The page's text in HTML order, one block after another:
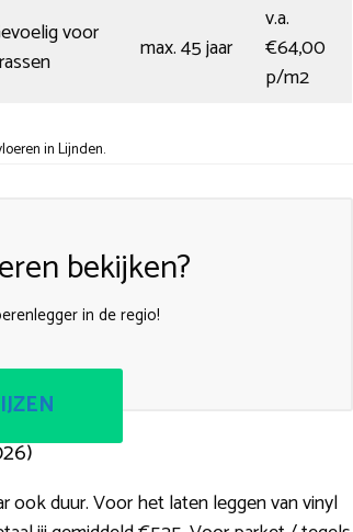
voor
max. 45 jaar
v.a.
€64,00
p/m2
in Lijnden.
bekijken?
in de regio!
ook duur. Voor het laten leggen van vinyl